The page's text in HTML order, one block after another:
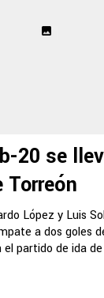
20 se
Torreón
López y Luis
a dos goles
partido de ida de